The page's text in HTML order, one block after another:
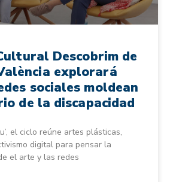
Descobrim de
explorará
sociales moldean
de la discapacidad
el ciclo reúne artes plásticas,
digital para pensar la
el arte y las redes